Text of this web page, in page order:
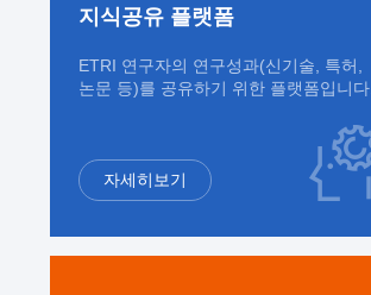
지식공유 플랫폼
ETRI 연구자의 연구성과(신기술, 특허,
논문 등)를 공유하기 위한 플랫폼입니다.
자세히보기